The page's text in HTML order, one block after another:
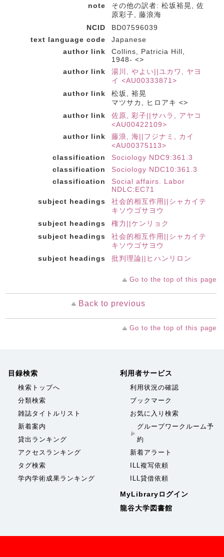
note
その他の訳者: 松坂裕晃, 佐
原彩子, 藤浪海
NCID
BD07596039
text language code
Japanese
author link
Collins, Patricia Hill,
1948- <>
author link
湯川, やよい||ユカワ, ヤヨ
イ <AU00333871>
author link
松坂, 裕晃
マツサカ, ヒロアキ <>
author link
佐原, 彩子||サハラ, アヤコ
<AU00422109>
author link
藤浪, 海||フジナミ, カイ
<AU00375113>
classification
Sociology NDC9:361.3
classification
Sociology NDC10:361.3
classification
Social affairs. Labor
NDLC:EC71
subject headings
社会的相互作用||シャカイテ
キソウゴサヨウ
subject headings
権力||ケンリョク
subject headings
社会的相互作用||シャカイテ
キソウゴサヨウ
subject headings
批判理論||ヒハンリロン
Go to the top of this page
Back to previous
Go to the top of this page
目録検索
検索トップへ
分類検索
雑誌タイトルリスト
新着案内
貸出ランキング
アクセスランキング
タグ検索
学内学術成果ランキング
利用者サービス
利用状況の確認
ブックマーク
お気に入り検索
グループワークルーム予
約
新着アラート
ILL複写依頼
ILL貸借依頼
MyLibraryログイン
龍谷大学図書館